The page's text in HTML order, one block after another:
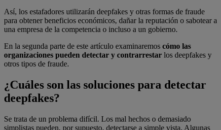
Así, los estafadores utilizarán deepfakes y otras formas de fraude
para obtener beneficios económicos, dañar la reputación o sabotear a
una empresa de la competencia o incluso a un gobierno.
En la segunda parte de este artículo examinaremos cómo las
organizaciones pueden detectar y contrarrestar los deepfakes y
otros tipos de fraude.
¿Cuáles son las soluciones para detectar
deepfakes?
Se trata de un problema difícil. Los mal hechos o demasiado
simplistas pueden, por supuesto, detectarse a simple vista. Algunas